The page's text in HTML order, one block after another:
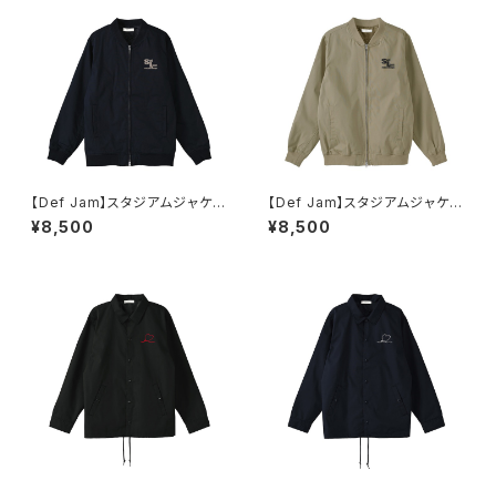
【Def Jam】スタジアムジャケッ
ト（ネイビー）
¥8,500
【Def Jam】スタジアムジャケッ
ト（ベージュ）
¥8,500